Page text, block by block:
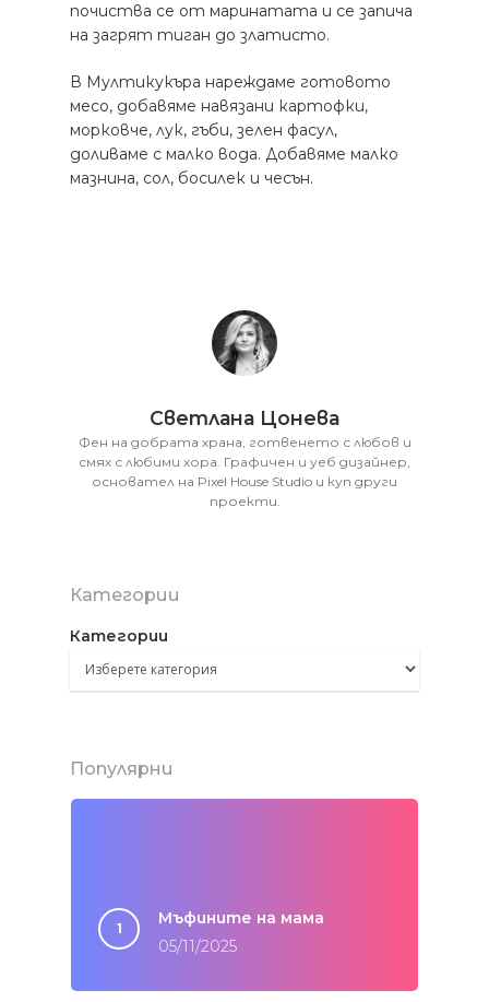
почиства се от маринатата и се запича
на загрят тиган до златисто.
В Мултикукъра нареждаме готовото
месо, добавяме навязани картофки,
морковче, лук, гъби, зелен фасул,
доливаме с малко вода. Добавяме малко
мазнина, сол, босилек и чесън.
Светлана Цонева
Фен на добрата храна, готвенето с любов и
смях с любими хора. Графичен и уеб дизайнер,
основател на Pixel House Studio и куп други
проекти.
Категории
Категории
Популярни
Мъфините на мама
05/11/2025